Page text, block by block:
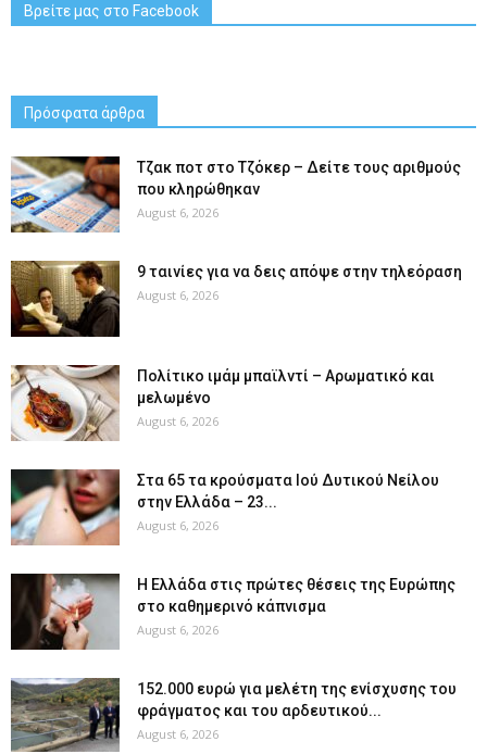
Βρείτε μας στο Facebook
Πρόσφατα άρθρα
Tζακ ποτ στο Τζόκερ – Δείτε τους αριθμούς
που κληρώθηκαν
August 6, 2026
9 ταινίες για να δεις απόψε στην τηλεόραση
August 6, 2026
Πολίτικο ιμάμ μπαϊλντί – Αρωματικό και
μελωμένο
August 6, 2026
Στα 65 τα κρούσματα Ιού Δυτικού Νείλου
στην Ελλάδα – 23...
August 6, 2026
Η Ελλάδα στις πρώτες θέσεις της Ευρώπης
στο καθημερινό κάπνισμα
August 6, 2026
152.000 ευρώ για μελέτη της ενίσχυσης του
φράγματος και του αρδευτικού...
August 6, 2026